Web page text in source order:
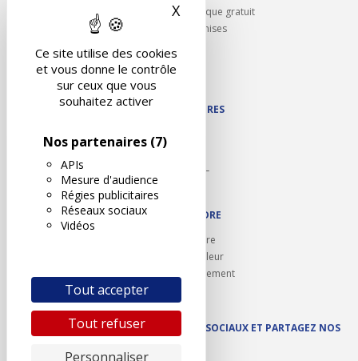
Ce site utilise des cookies
et vous donne le contrôle
sur ceux que vous
souhaitez activer
Nos partenaires (7)
APIs
Mesure d'audience
Régies publicitaires
Réseaux sociaux
Vidéos
Tout accepter
Tout refuser
Personnaliser
X Masquer le bandeau des
Rappel contrôle technique gratuit
Partenariats/Remises
Contact
NOS PARTENAIRES
Autodidact
Karoil
Autovision PL
Motovision
NOUS REJOINDRE
Ouvrir un centre
Devenez contrôleur
Carrières et recrutement
SUIVEZ AUTOVISION SUR LES RÉSEAUX SOCIAUX ET PARTAGEZ NOS